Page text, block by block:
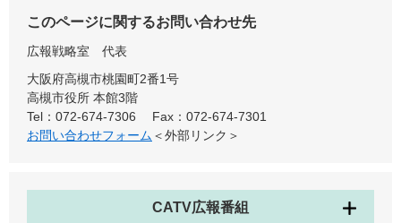
このページに関するお問い合わせ先
広報戦略室
代表
大阪府高槻市桃園町2番1号
高槻市役所 本館3階
Tel：072-674-7306
Fax：072-674-7301
お問い合わせフォーム ＜外部リンク＞
CATV広報番組